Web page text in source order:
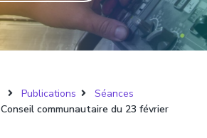
Publications
Séances
Conseil communautaire du 23 février